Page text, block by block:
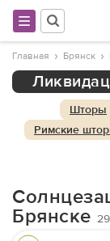
Главная Брянск
Шторы
Римские
Брянске